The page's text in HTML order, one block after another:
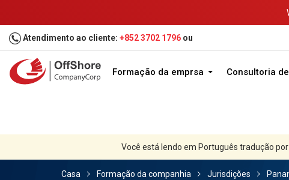
Atendimento ao cliente: +852 3702 1796 ou
Formação da emprsa Consultoria
Você está lendo em Português tradução
Casa Formação da companhia Jurisdições